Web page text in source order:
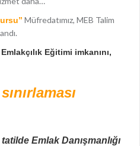
Müfredatımız, MEB Talim
Eğitimi imkanını,
Emlak Danışmanlığı